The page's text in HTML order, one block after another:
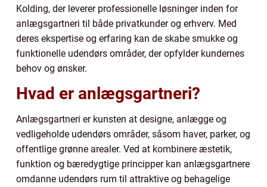
Kolding, der leverer professionelle løsninger inden for
anlægsgartneri til både privatkunder og erhverv. Med
deres ekspertise og erfaring kan de skabe smukke og
funktionelle udendørs områder, der opfylder kundernes
behov og ønsker.
Hvad er anlægsgartneri?
Anlægsgartneri er kunsten at designe, anlægge og
vedligeholde udendørs områder, såsom haver, parker, og
offentlige grønne arealer. Ved at kombinere æstetik,
funktion og bæredygtige principper kan anlægsgartnere
omdanne udendørs rum til attraktive og behagelige